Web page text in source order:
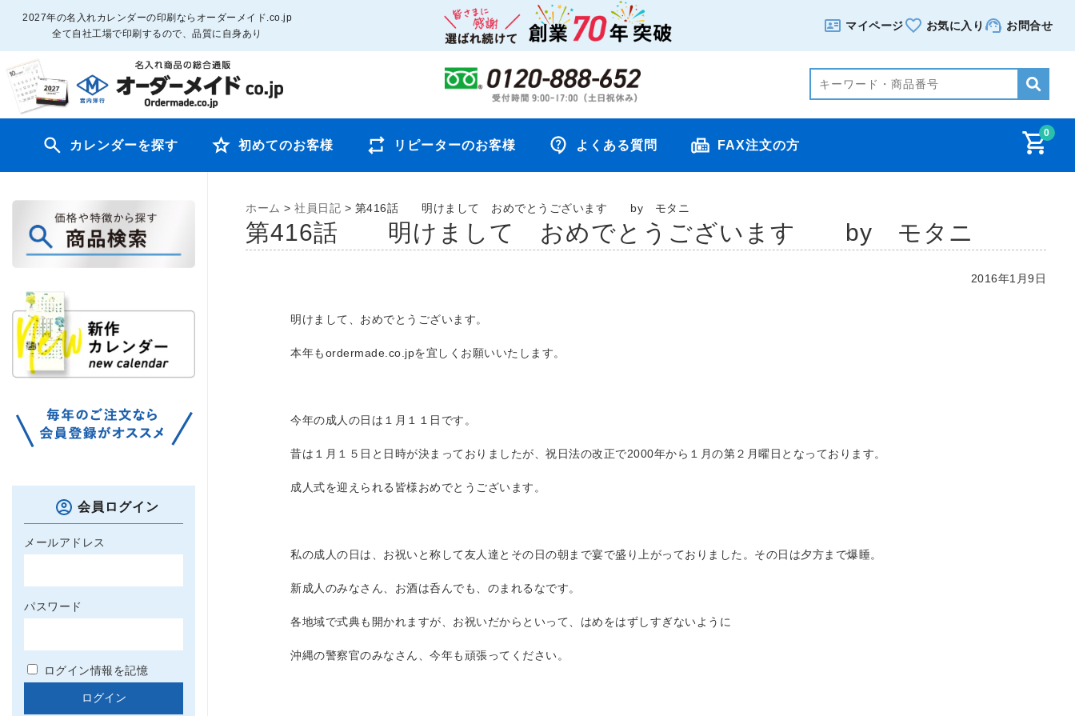
2027年の名入れカレンダーの印刷ならオーダーメイド.co.jp
全て自社工場で印刷するので、品質に自身あり
マイページ お気に入り お問合せ
0
カレンダーを探す 初めてのお客様 リピーターのお客様 よくある質問 FAX注文の方
ホーム > 社員日記 > 第416話 明けまして おめでとうございます by モタニ
第416話 明けまして おめでとうございます by モタニ
2016年1月9日
明けまして、おめでとうございます。
本年もordermade.co.jpを宜しくお願いいたします。
今年の成人の日は１月１１日です。
昔は１月１５日と日時が決まっておりましたが、祝日法の改正で2000年から１月の第２月曜日となっております。
成人式を迎えられる皆様おめでとうございます。
私の成人の日は、お祝いと称して友人達とその日の朝まで宴で盛り上がっておりました。その日は夕方まで爆睡。
新成人のみなさん、お酒は呑んでも、のまれるなです。
各地域で式典も開かれますが、お祝いだからといって、はめをはずしすぎないように
沖縄の警察官のみなさん、今年も頑張ってください。
会員ログイン
メールアドレス
パスワード
ログイン情報を記憶